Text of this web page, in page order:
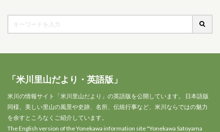
「米川里山だより・英語版」
米川の情報サイト「米川里山だより」の英語版を公開しています。 日本語版
同様、美しい里山の風景や史跡、名所、伝統行事など、米川ならではの魅力
を余すところなくご紹介しています。
The English version of the Yonekawa information site "Yonekawa Satoyama